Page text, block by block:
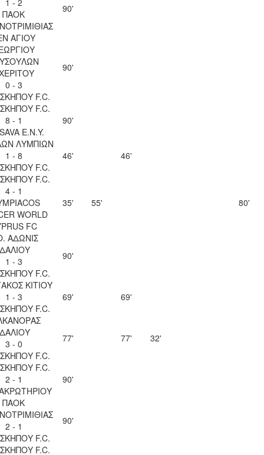
1 - 2
ΠΑΟΚ
90'
ΑΓΙΟΥ
0 - 3
F.C.
90'
F.C.
8 - 1
Ε.Ν.Y.
90'
ΛΥΜΠΙΩΝ
1 - 8
F.C.
46'
46'
F.C.
4 - 1
WORLD
FC
35' 55' 80'
ΑΔΩΝΙΣ
1 - 3
F.C.
90'
ΚΙΤΙΟΥ
1 - 3
F.C.
69'
69'
3 - 0
F.C.
77' 77' 32'
F.C.
2 - 1
90'
ΠΑΟΚ
2 - 1
F.C.
90'
F.C.